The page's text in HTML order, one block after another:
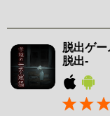
脱出ゲ
脱出-